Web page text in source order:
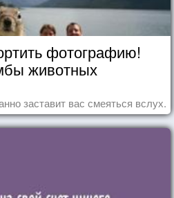
фотографию!
животных
заставит вас смеяться вслух.